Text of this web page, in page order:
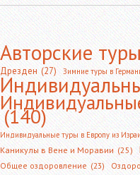
Авторские
Дрезден (27) Зимние туры в
(140)
Индивидуальные туры в Европу из
Каникулы в Вене и Моравии (25)
Общее оздоровление (23)